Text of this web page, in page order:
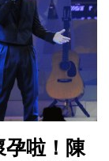
孕啦！陳